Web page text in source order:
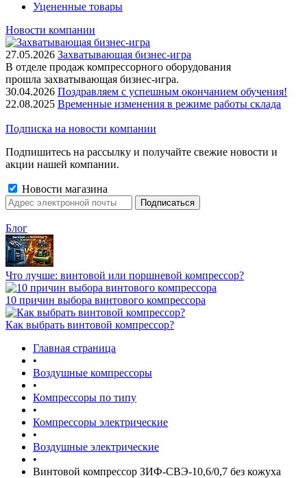
Уцененные товары
Новости компании
27.05.2026 Захватывающая бизнес-игра
В отделе продаж компрессорного оборудования
прошла захватывающая бизнес-игра.
30.04.2026 Поздравляем с успешным окончанием обучения!
22.08.2025 Временные изменения в режиме работы склада
Подписка на новости компании
Подпишитесь на рассылку и получайте свежие новости и
акции нашей компании.
Новости магазина
Блог
Что лучше: винтовой или поршневой компрессор?
10 причин выбора винтового компрессора
Как выбрать винтовой компрессор?
Главная страница
•
Воздушные компрессоры
•
Компрессоры по типу
•
Компрессоры электрические
•
Воздушные электрические
•
Винтовой компрессор ЗИФ-СВЭ-10,6/0,7 без кожуха